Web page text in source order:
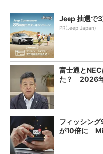
Jeep 抽選で
PR(Jeep Japan)
富士通と
た？ 2026年
フィッシン
が10倍に